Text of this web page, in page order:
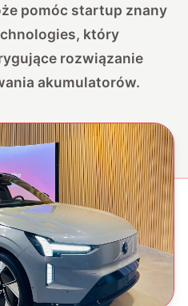
pomóc startup znany
który
rozwiązanie
akumulatorów.